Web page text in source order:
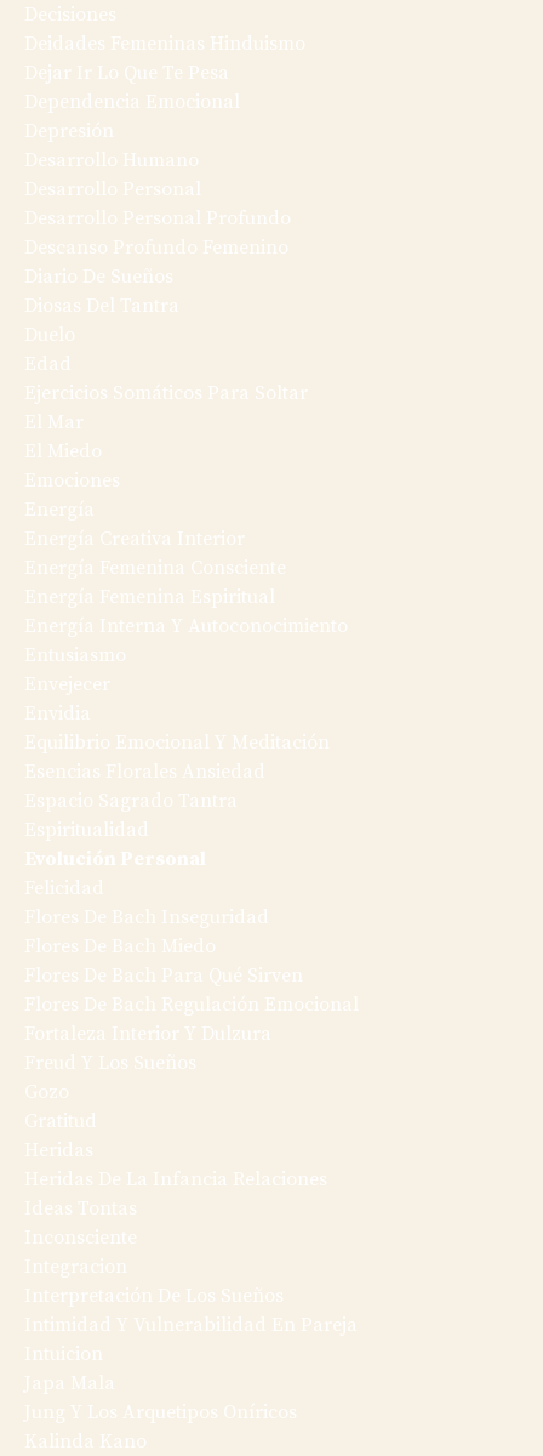
Decisiones
Deidades Femeninas Hinduismo
Dejar Ir Lo Que Te Pesa
Dependencia Emocional
Depresión
Desarrollo Humano
Desarrollo Personal
Desarrollo Personal Profundo
Descanso Profundo Femenino
Diario De Sueños
Diosas Del Tantra
Duelo
Edad
Ejercicios Somáticos Para Soltar
El Mar
El Miedo
Emociones
Energía
Energía Creativa Interior
Energía Femenina Consciente
Energía Femenina Espiritual
Energía Interna Y Autoconocimiento
Entusiasmo
Envejecer
Envidia
Equilibrio Emocional Y Meditación
Esencias Florales Ansiedad
Espacio Sagrado Tantra
Espiritualidad
Evolución Personal
Felicidad
Flores De Bach Inseguridad
Flores De Bach Miedo
Flores De Bach Para Qué Sirven
Flores De Bach Regulación Emocional
Fortaleza Interior Y Dulzura
Freud Y Los Sueños
Gozo
Gratitud
Heridas
Heridas De La Infancia Relaciones
Ideas Tontas
Inconsciente
Integracion
Interpretación De Los Sueños
Intimidad Y Vulnerabilidad En Pareja
Intuicion
Japa Mala
Jung Y Los Arquetipos Oníricos
Kalinda Kano